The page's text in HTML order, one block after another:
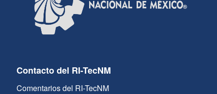
Contacto del RI-TecNM
Comentarios del RI-TecNM